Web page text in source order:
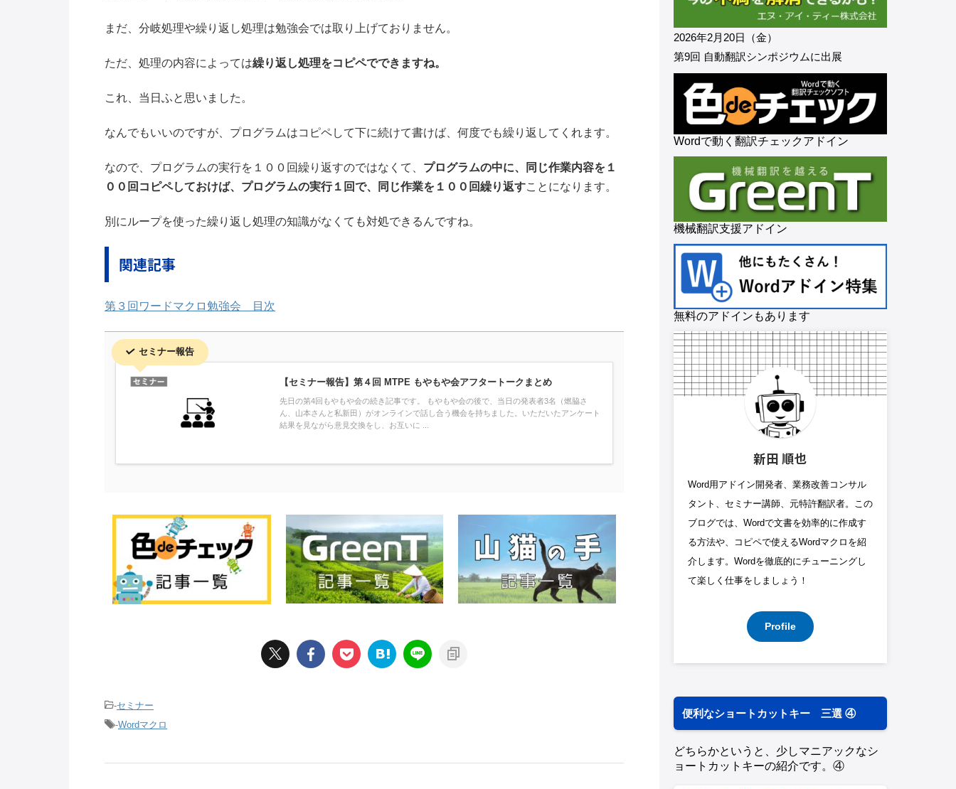
まだ、分岐処理や繰り返し処理は勉強会では取り上げておりません。
ただ、処理の内容によっては繰り返し処理をコピペでできますね。
これ、当日ふと思いました。
なんでもいいのですが、プログラムはコピペして下に続けて書けば、何度でも繰り返してくれます。
なので、プログラムの実行を１００回繰り返すのではなくて、 プログラムの中に、同じ作業内容を１
００回コピペしておけば、プログラムの実行１回で、同じ作業を１００回繰り返すことになります。
別にループを使った繰り返し処理の知識がなくても対処できるんですね。
関連記事
第３回ワードマクロ勉強会 目次
セミナー報告
【セミナー報告】第４回 MTPE もやもや会アフタートークまとめ
先日の第4回もやもや会の続き記事です。 もやもや会の後で、当日の発表者3名（燃脇さ
ん、山本さんと私新田）がオンラインで話し合う機会を持ちました。いただいたアンケート
結果を見ながら意見交換をし、お互いに ...
-セミナー
-Wordマクロ
2026年2月20日（金）
第9回 自動翻訳シンポジウムに出展
Wordで動く翻訳チェックアドイン
機械翻訳支援アドイン
無料のアドインもあります
新田 順也
Word用アドイン開発者、業務改善コンサル
タント、セミナー講師、元特許翻訳者。この
ブログでは、Wordで文書を効率的に作成す
る方法や、コピペで使えるWordマクロを紹
介します。Wordを徹底的にチューニングし
て楽しく仕事をしましょう！
Profile
便利なショートカットキー 三選 ④
どちらかというと、少しマニアックなシ
ョートカットキーの紹介です。④